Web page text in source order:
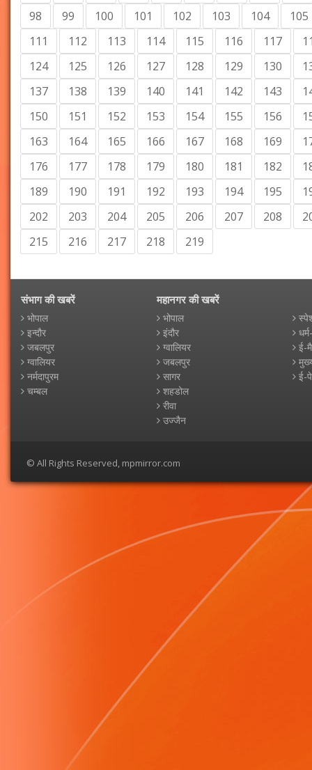
98
99 100 101 102 103 104
105
111
112 113 114 115 116 117
124
125 126 127 128 129 130
137
138 139 140 141 142 143
150
151 152 153 154 155 156
163
164 165 166 167 168 169
176
177 178 179 180 181 182
189
190 191 192 193 194 195
202
203 204 205 206 207 208
215
216 217 218 219
संभाग की खबरें
भोपाल
इन्दौर
जबलपुर
ग्वालियर
नर्मदापुरम
चम्बल
महानगर की खबरें
भोपाल
इंदौर
ग्वालियर
जबलपुर
सागर
शहडोल
रीवा
उज्जैन
ई-
ई-
© All Rights Reserved, mpmirror.com